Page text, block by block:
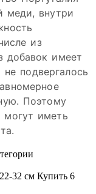
меди, внутри
из
добавок имеет
подвергалось
Поэтому
иметь
32 см Купить 6